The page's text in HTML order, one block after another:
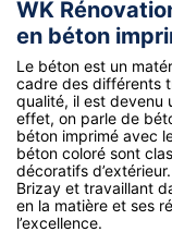
WK
en béton
Le béton est un
cadre des différents
qualité, il est devenu
effet, on parle de
béton imprimé avec
béton coloré sont
décoratifs
Brizay et travaillant
en la matière et ses
l’excellence.